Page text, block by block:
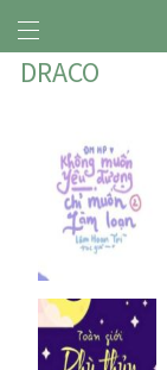
DRACO